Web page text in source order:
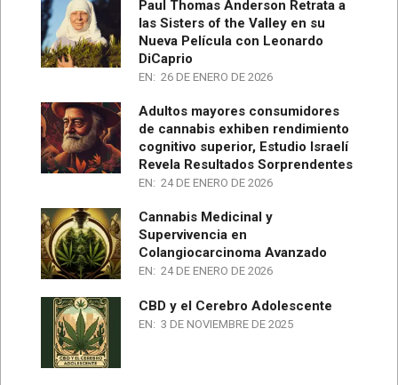
Paul Thomas Anderson Retrata a
las Sisters of the Valley en su
Nueva Película con Leonardo
DiCaprio
EN: 26 DE ENERO DE 2026
Adultos mayores consumidores
de cannabis exhiben rendimiento
cognitivo superior, Estudio Israelí
Revela Resultados Sorprendentes
EN: 24 DE ENERO DE 2026
Cannabis Medicinal y
Supervivencia en
Colangiocarcinoma Avanzado
EN: 24 DE ENERO DE 2026
CBD y el Cerebro Adolescente
EN: 3 DE NOVIEMBRE DE 2025